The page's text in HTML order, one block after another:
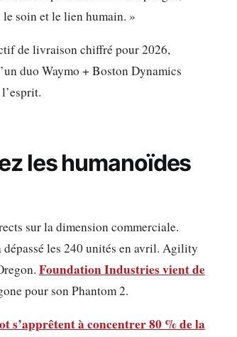
soin et le lien humain. »
de livraison chiffré pour 2026,
duo Waymo + Boston Dynamics
les humanoïdes
sur la dimension commerciale.
les 240 unités en avril. Agility
Foundation Industries vient de
pour son Phantom 2.
s’apprêtent à concentrer 80 % de la